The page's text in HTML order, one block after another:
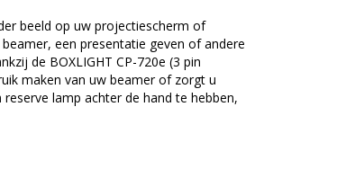
beeld op uw projectiescherm of
een presentatie geven of andere
de BOXLIGHT CP-720e (3 pin
maken van uw beamer of zorgt u
lamp achter de hand te hebben,